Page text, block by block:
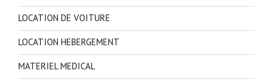
LOCATION DE VOITURE
LOCATION HEBERGEMENT
MATERIEL MEDICAL